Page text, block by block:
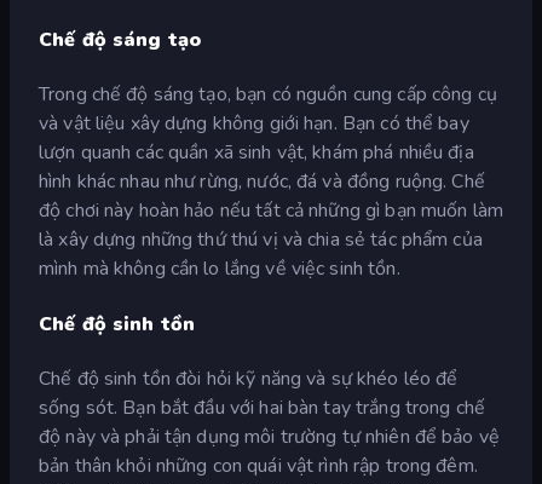
Chế độ sáng tạo
Trong chế độ sáng tạo, bạn có nguồn cung cấp công cụ
và vật liệu xây dựng không giới hạn. Bạn có thể bay
lượn quanh các quần xã sinh vật, khám phá nhiều địa
hình khác nhau như rừng, nước, đá và đồng ruộng. Chế
độ chơi này hoàn hảo nếu tất cả những gì bạn muốn làm
là xây dựng những thứ thú vị và chia sẻ tác phẩm của
mình mà không cần lo lắng về việc sinh tồn.
Chế độ sinh tồn
Chế độ sinh tồn đòi hỏi kỹ năng và sự khéo léo để
sống sót. Bạn bắt đầu với hai bàn tay trắng trong chế
độ này và phải tận dụng môi trường tự nhiên để bảo vệ
bản thân khỏi những con quái vật rình rập trong đêm.